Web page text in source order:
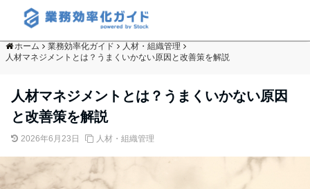
ホーム 業務効率化ガイド
人材・組織管理
人材マネジメントとは？うまくいかない原因と改善策を解説
人材マネジメントとは？うまくいかない原因
と改善策を解説
2026年6月23日 人材・組織管理